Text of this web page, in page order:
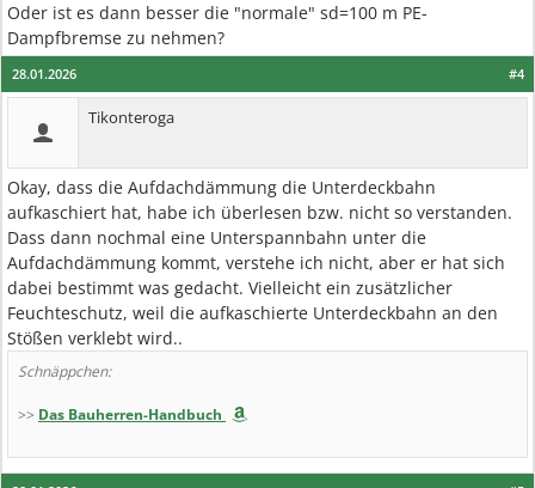
Oder ist es dann besser die "normale" sd=100 m PE-
Dampfbremse zu nehmen?
#4
28.01.2026
Tikonteroga
Okay, dass die Aufdachdämmung die Unterdeckbahn
aufkaschiert hat, habe ich überlesen bzw. nicht so verstanden.
Dass dann nochmal eine Unterspannbahn unter die
Aufdachdämmung kommt, verstehe ich nicht, aber er hat sich
dabei bestimmt was gedacht. Vielleicht ein zusätzlicher
Feuchteschutz, weil die aufkaschierte Unterdeckbahn an den
Stößen verklebt wird..
Schnäppchen:
>> Das Bauherren-Handbuch